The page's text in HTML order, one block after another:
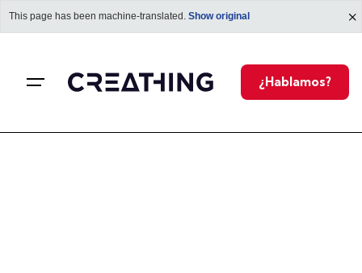
This page has been machine-translated. Show original
¿Hablamos?